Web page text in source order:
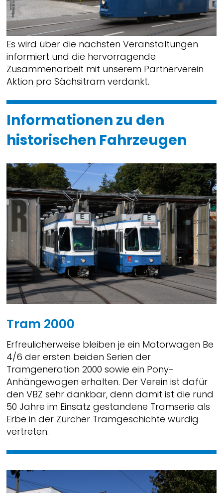
Es wird über die nächsten Veranstaltungen
informiert und die hervorragende
Zusammenarbeit mit unserem Partnerverein
Aktion pro Sächsitram verdankt.
Informationen zu den
historischen Fahrzeugen
Tram 2000
Erfreulicherweise bleiben je ein Motorwagen Be
4/6 der ersten beiden Serien der
Tramgeneration 2000 sowie ein Pony-
Anhängewagen erhalten. Der Verein ist dafür
den VBZ sehr dankbar, denn damit ist die rund
50 Jahre im Einsatz gestandene Tramserie als
Erbe in der Zürcher Tramgeschichte würdig
vertreten.